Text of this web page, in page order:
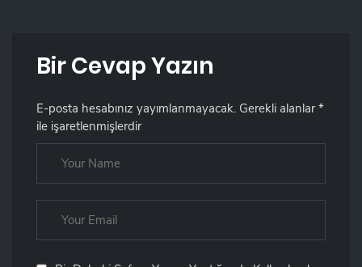
Bir Cevap Yazın
E-posta hesabınız yayımlanmayacak. Gerekli alanlar*
ile işaretlenmişlerdir